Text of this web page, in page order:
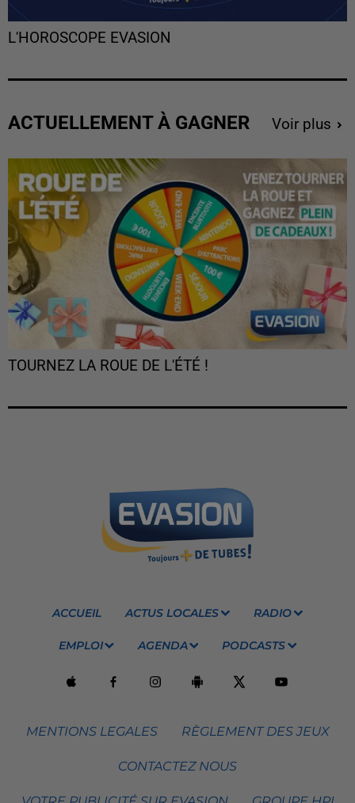
L'HOROSCOPE EVASION
ACTUELLEMENT À GAGNER Voir plus
TOURNEZ LA ROUE DE L'ÉTÉ !
ACCUEIL ACTUS LOCALES RADIO
EMPLOI AGENDA PODCASTS
MENTIONS LEGALES RÈGLEMENT DES JEUX
CONTACTEZ NOUS